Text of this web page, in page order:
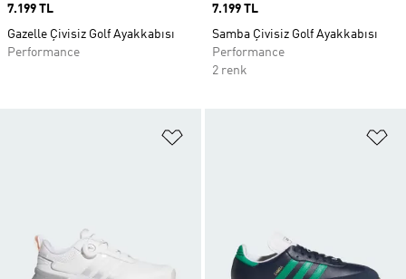
Price
7.199 TL
Gazelle Çivisiz Golf Ayakkabısı
Performance
Price
7.199 TL
Samba Çivisiz Golf Ayakkabısı
Performance
2 renk